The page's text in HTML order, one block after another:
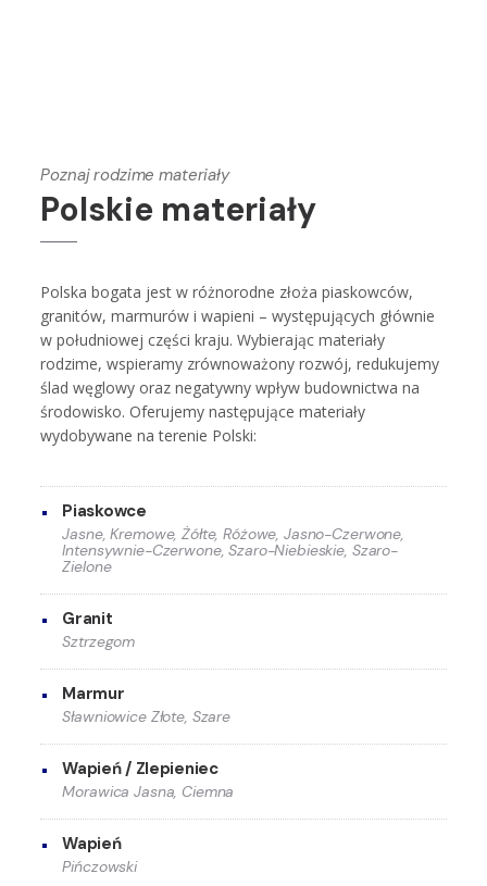
Poznaj rodzime materiały
Polskie materiały
Polska bogata jest w różnorodne złoża piaskowców,
granitów, marmurów i wapieni – występujących głównie
w południowej części kraju. Wybierając materiały
rodzime, wspieramy zrównoważony rozwój, redukujemy
ślad węglowy oraz negatywny wpływ budownictwa na
środowisko. Oferujemy następujące materiały
wydobywane na terenie Polski:
Piaskowce
Jasne, Kremowe, Żółte, Różowe, Jasno-Czerwone,
Intensywnie-Czerwone, Szaro-Niebieskie, Szaro-
Zielone
Granit
Sztrzegom
Marmur
Sławniowice Złote, Szare
Wapień / Zlepieniec
Morawica Jasna, Ciemna
Wapień
Pińczowski